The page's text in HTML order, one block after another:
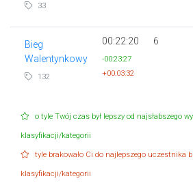
33
Bieg
Walentynkowy
132
00:22:20
-00:23:27
+00:03:32
6
o tyle Twój czas był lepszy od najsłabszego
klasyfikacji/kategorii
tyle brakowało Ci do najlepszego uczestnika
klasyfikacji/kategorii